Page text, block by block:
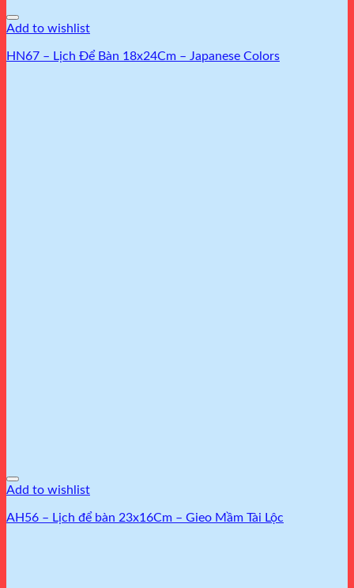
Add to wishlist
HN67 – Lịch Để Bàn 18x24Cm – Japanese Colors
Add to wishlist
AH56 – Lịch để bàn 23x16Cm – Gieo Mầm Tài Lộc